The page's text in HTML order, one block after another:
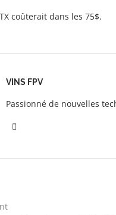
coûterait dans les 75$.
VINS FPV
Passionné de nouvelles